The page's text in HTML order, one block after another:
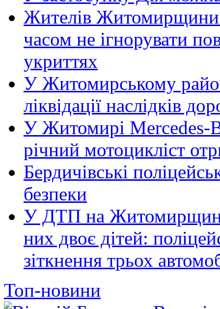
Жителів Житомирщини
часом не ігнорувати
укриттях
У Житомирському
ліквідації наслідків
У Житомирі Mercedes-
річний мотоцикліст
Бердичівські
безпеки
У ДТП на Житомирщині
них двоє дітей:
зіткнення трьох
Топ-новини